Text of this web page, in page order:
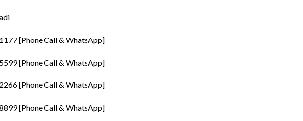
[Phone Call & WhatsApp]
[Phone Call & WhatsApp]
[Phone Call & WhatsApp]
[Phone Call & WhatsApp]